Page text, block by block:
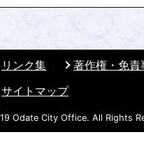
リンク集 著作権・免責
サイトマップ
Odate City Office. All Rights